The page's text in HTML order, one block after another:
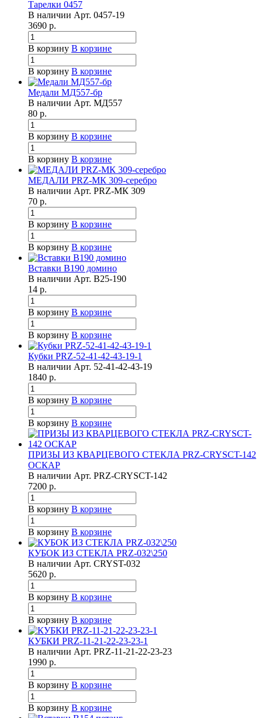
Тарелки 0457
В наличии Арт. 0457-19
3690 р.
В корзину В корзине
В корзину В корзине
Медали МД557-бр
В наличии Арт. МД557
80 р.
В корзину В корзине
В корзину В корзине
МЕДАЛИ PRZ-МК 309-серебро
В наличии Арт. PRZ-МК 309
70 р.
В корзину В корзине
В корзину В корзине
Вставки B190 домино
В наличии Арт. B25-190
14 р.
В корзину В корзине
В корзину В корзине
Кубки PRZ-52-41-42-43-19-1
В наличии Арт. 52-41-42-43-19
1840 р.
В корзину В корзине
В корзину В корзине
ПРИЗЫ ИЗ КВАРЦЕВОГО СТЕКЛА PRZ-CRYSCT-142
ОСКАР
В наличии Арт. PRZ-CRYSCT-142
7200 р.
В корзину В корзине
В корзину В корзине
КУБОК ИЗ СТЕКЛА PRZ-032\250
В наличии Арт. CRYST-032
5620 р.
В корзину В корзине
В корзину В корзине
КУБКИ PRZ-11-21-22-23-23-1
В наличии Арт. PRZ-11-21-22-23-23
1990 р.
В корзину В корзине
В корзину В корзине